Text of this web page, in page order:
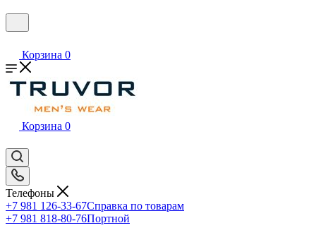
Корзина 0
Корзина 0
Телефоны
+7 981 126-33-67Справка по товарам
+7 981 818-80-76Портной